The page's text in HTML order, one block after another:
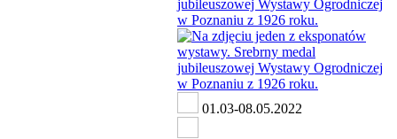
01.03-08.05.2022